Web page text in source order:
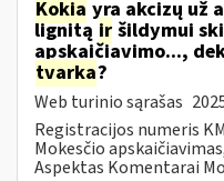
Kokia yra akcizų už
lignitą ir šildymui
apskaičiavimo...,
tvarka?
Web turinio sąrašas
Registracijos numeris
Mokesčio
Aspektas Komentarai